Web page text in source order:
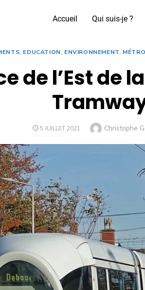
Accueil Qui suis-je ?
, EDUCATION, ENVIRONNEMENT,
de l’Est de
5 JUILLET 2021 Christophe